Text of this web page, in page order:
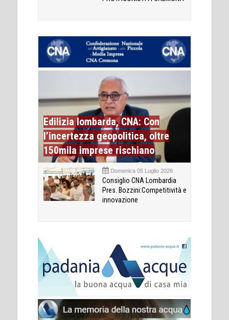
Edilizia lombarda, CNA: Con
l’incertezza geopolitica, oltre
150mila imprese rischiano
Domenica 05 Luglio 2026
Consiglio CNA Lombardia
Pres. Bozzini:Competitività e
innovazione